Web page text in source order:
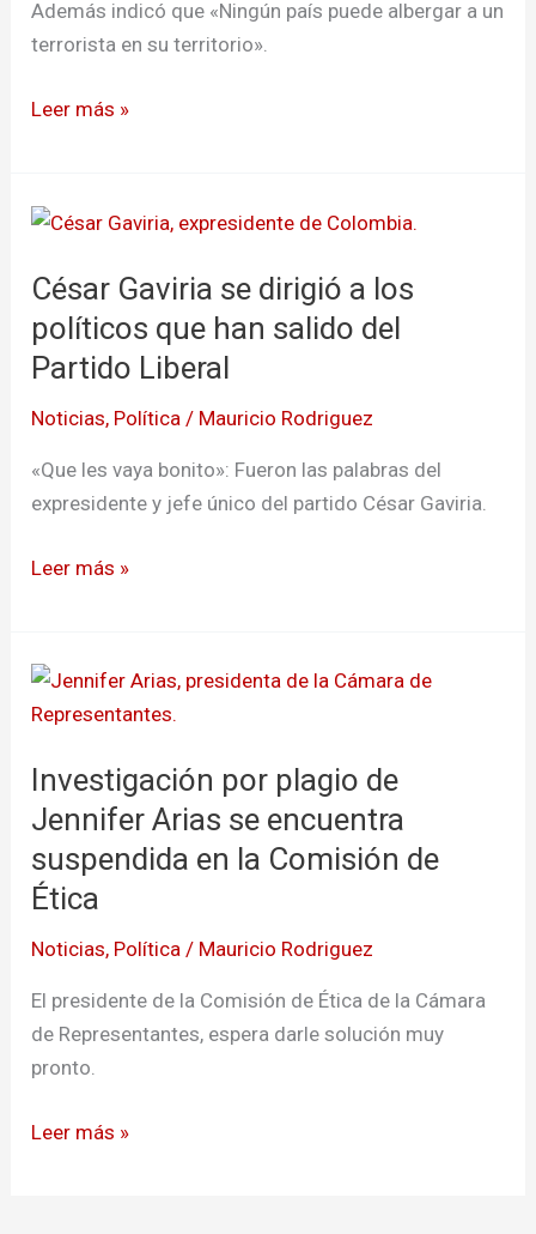
Además indicó que «Ningún país puede albergar a un
terrorista en su territorio».
Leer más »
César Gaviria se dirigió a los
políticos que han salido del
Partido Liberal
Noticias, Política / Mauricio Rodriguez
«Que les vaya bonito»: Fueron las palabras del
expresidente y jefe único del partido César Gaviria.
César
se
dirigió
a
políticos
salido
del
Leer más »
Investigación por plagio de
Jennifer Arias se encuentra
suspendida en la Comisión de
Ética
Noticias, Política / Mauricio Rodriguez
El presidente de la Comisión de Ética de la Cámara
de Representantes, espera darle solución muy
pronto.
Investigación
por
de
Jennifer
se
encuentra
suspendida
la
Comisión
de
Leer más »